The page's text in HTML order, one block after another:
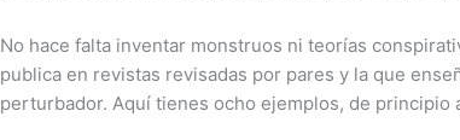
No hace falta inventar monstruos ni teorías
publica en revistas revisadas por pares y la que
perturbador. Aquí tienes ocho ejemplos, de principio